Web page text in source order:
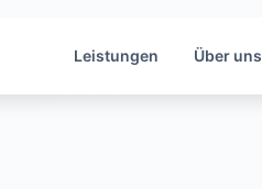
Leistungen Über uns